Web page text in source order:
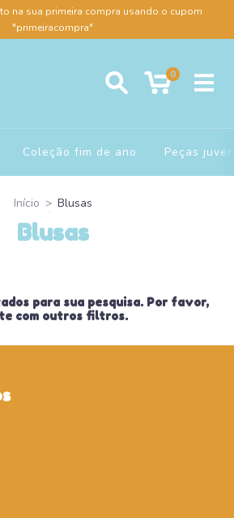
na sua primeira compra usando o cupom
"primeiracompra"
0
Coleção fim de ano Peças
Início > Blusas
Blusas
para sua pesquisa. Por favor,
com outros filtros.